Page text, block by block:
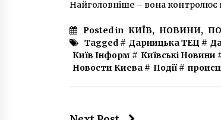
Найголовніше – вона контролює
Posted in КИЇВ, НОВИНИ,
Tagged # Дарницька ТЕЦ #
Київ Інформ # Київські Новини
Новости Киева # Події #